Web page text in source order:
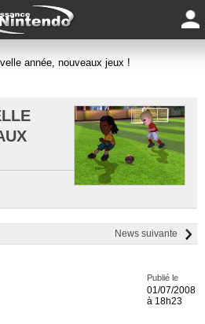
année, nouveaux jeux !
News suivante
Publié le
01/07/2008
à 18h23